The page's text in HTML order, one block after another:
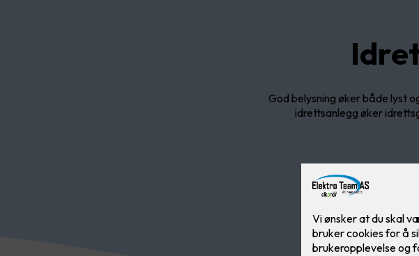
God belysning øker både lyst
idrettsanlegg øker